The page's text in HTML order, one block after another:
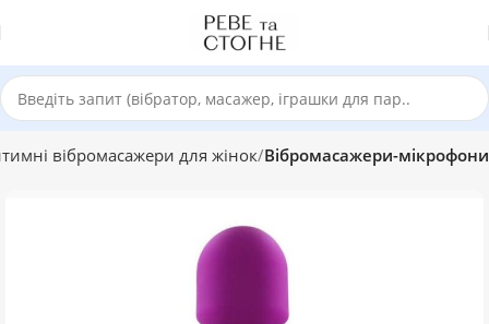
вібромасажери для жінок Вібромасажери-мікрофони